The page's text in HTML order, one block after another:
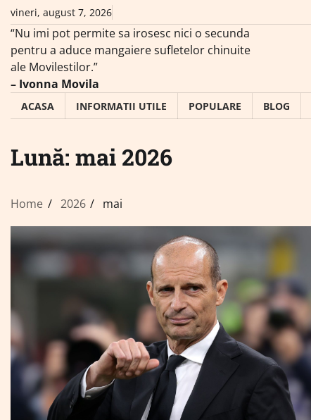
Skip
content
vineri, august 7, 2026
“Nu imi pot permite sa irosesc nici o secunda
pentru a aduce mangaiere sufletelor chinuite
ale Movilestilor.”
– Ivonna Movila
ACASA INFORMATII UTILE POPULARE BLOG
Lună: mai 2026
Home 2026 mai